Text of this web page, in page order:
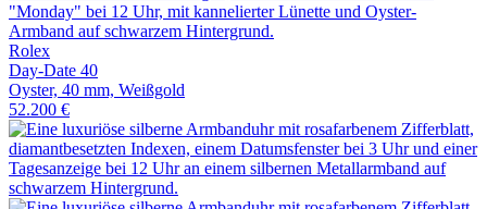
Rolex
Day-Date 40
Oyster, 40 mm, Weißgold
52.200 €